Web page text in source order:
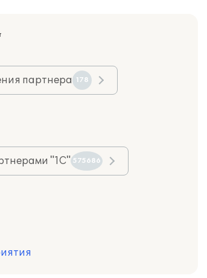
партнера 178
"1С" 575686